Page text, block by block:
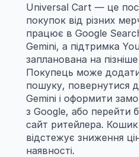
Universal Cart — це
покупок від різних
працює в Google
Gemini, а підтримка
запланована на
Покупець може
пошуку, повернутися
Gemini і оформити
з Google, або перейти
сайт ритейлера.
відстежує зниження
наявності.